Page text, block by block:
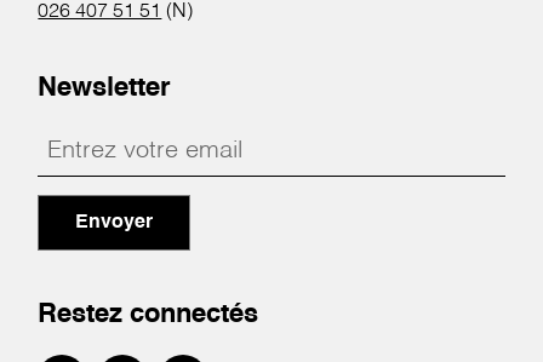
026 407 51 51 (N)
Newsletter
Envoyer
Restez connectés